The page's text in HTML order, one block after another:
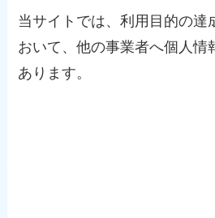
当サイトでは、利用目的の達
おいて、他の事業者へ個人情
あります。